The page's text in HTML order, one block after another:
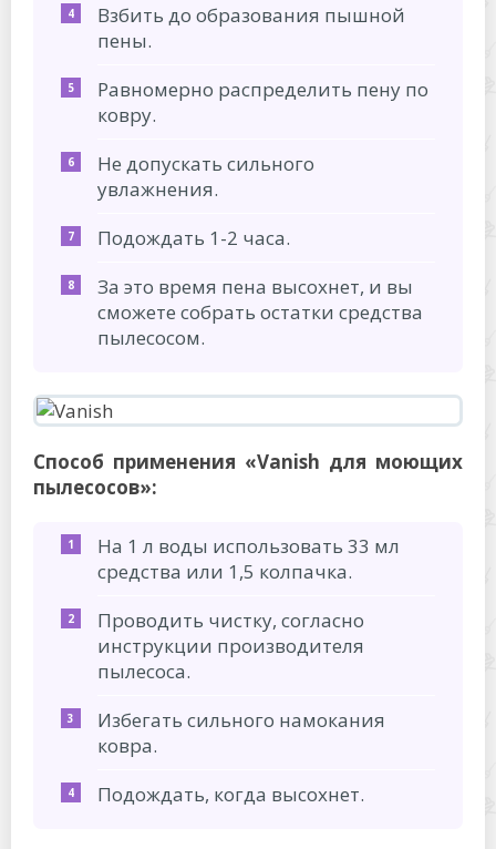
Взбить до образования пышной
пены.
Равномерно распределить пену по
ковру.
Не допускать сильного
увлажнения.
Подождать 1-2 часа.
За это время пена высохнет, и вы
сможете собрать остатки средства
пылесосом.
Способ применения «Vanish для моющих
пылесосов»:
На 1 л воды использовать 33 мл
средства или 1,5 колпачка.
Проводить чистку, согласно
инструкции производителя
пылесоса.
Избегать сильного намокания
ковра.
Подождать, когда высохнет.